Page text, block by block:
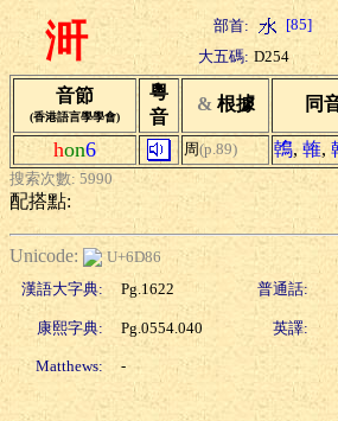
涆 部首: [85]
大五碼: D254
音節
(香港語言學學會)
粵
音
& 根據 同
hon6 周(p.89) 鶾, 雗,
搜索次數: 5990
配搭點:
Unicode:
U+6D86
漢語大字典:
Pg.1622 普通話:
康熙字典: Pg.0554.040 英譯:
Matthews: -